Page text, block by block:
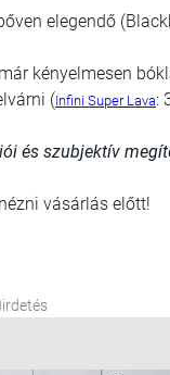
elegendő
kényelmesen
(Infini Super Lava:
és szubjektív
vásárlás előtt!